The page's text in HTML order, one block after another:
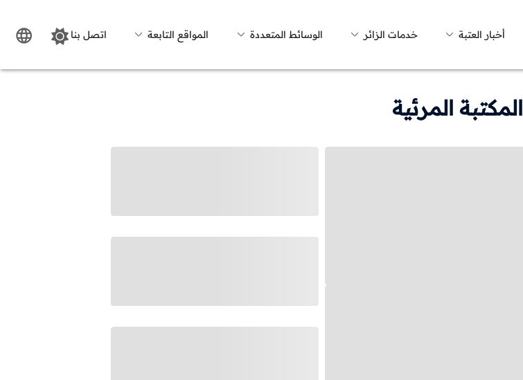
أخبار العتبة خدمات الزائر الوسائط المتعددة المواقع التابعة اتصل بنا
المكتبة المرئية